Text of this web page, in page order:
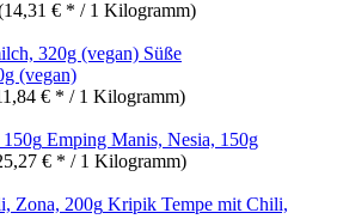
€ * / 1 Kilogramm)
Süße
(vegan)
€ * / 1 Kilogramm)
Emping Manis, Nesia, 150g
€ * / 1 Kilogramm)
Kripik Tempe mit Chili,